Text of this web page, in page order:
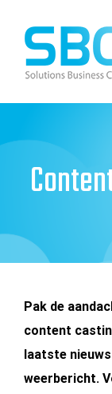
inhoud
Pak de
content
laatste
weerbericht.